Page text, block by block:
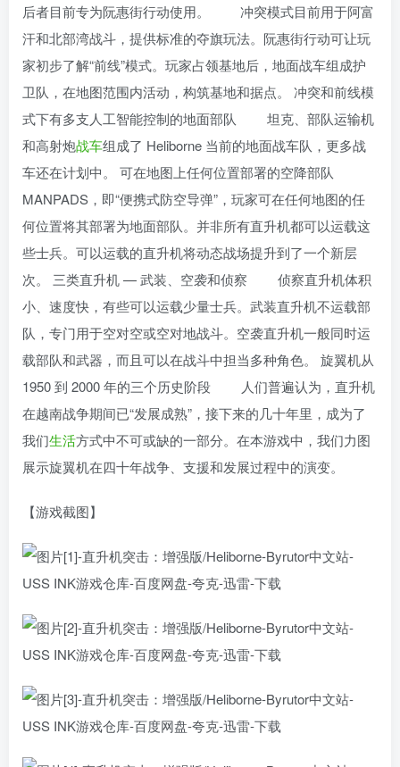
后者目前专为阮惠街行动使用。 冲突模式目前用于阿富
汗和北部湾战斗，提供标准的夺旗玩法。阮惠街行动可让玩
家初步了解“前线”模式。玩家占领基地后，地面战车组成护
卫队，在地图范围内活动，构筑基地和据点。 冲突和前线模
式下有多支人工智能控制的地面部队 坦克、部队运输机
和高射炮战车组成了 Heliborne 当前的地面战车队，更多战
车还在计划中。 可在地图上任何位置部署的空降部队
MANPADS，即“便携式防空导弹”，玩家可在任何地图的任
何位置将其部署为地面部队。并非所有直升机都可以运载这
些士兵。可以运载的直升机将动态战场提升到了一个新层
次。 三类直升机 — 武装、空袭和侦察 侦察直升机体积
小、速度快，有些可以运载少量士兵。武装直升机不运载部
队，专门用于空对空或空对地战斗。空袭直升机一般同时运
载部队和武器，而且可以在战斗中担当多种角色。 旋翼机从
1950 到 2000 年的三个历史阶段 人们普遍认为，直升机
在越南战争期间已“发展成熟”，接下来的几十年里，成为了
我们生活方式中不可或缺的一部分。在本游戏中，我们力图
展示旋翼机在四十年战争、支援和发展过程中的演变。
【游戏截图】